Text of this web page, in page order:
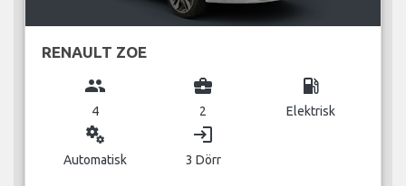
RENAULT ZOE
group
4
business_center
2
local_gas_station
Elektrisk
miscellaneous_services
Automatisk
login
3 Dörr